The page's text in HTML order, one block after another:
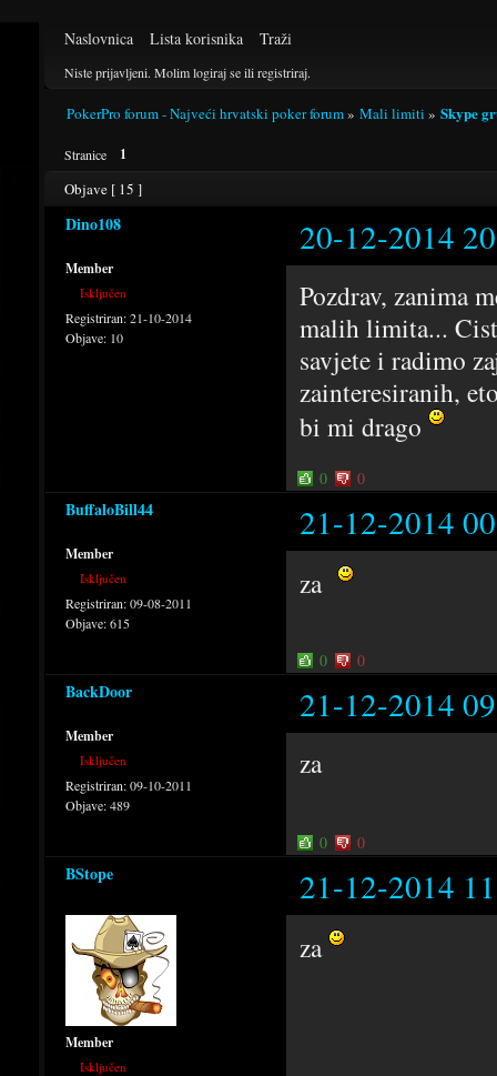
Naslovnica Lista korisnika Traži
Niste prijavljeni. Molim logiraj se ili registriraj.
PokerPro forum - Najveći hrvatski poker forum» Mali limiti » Skype
Stranice 1
Objave [ 15 ]
Dino108 20-12-2014
Member
Isključen
Registriran:21-10-2014
Objave: 10
Pozdrav, zanima
malih limita...
savjete i radimo
zainteresiranih,
bi mi drago
0 0
BuffaloBill44 21-12-2014
Member
Isključen
Registriran:09-08-2011
Objave:615
za
0 0
BackDoor 21-12-2014
Member
Isključen
Registriran:09-10-2011
Objave:489
za
0 0
BStope 21-12-2014
Member
Isključen
za